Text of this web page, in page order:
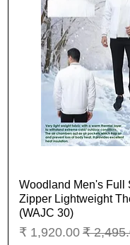
السريع
Woodland Men's Full
Zipper Lightweight
(WAJC 30)
عادي سعر البيع